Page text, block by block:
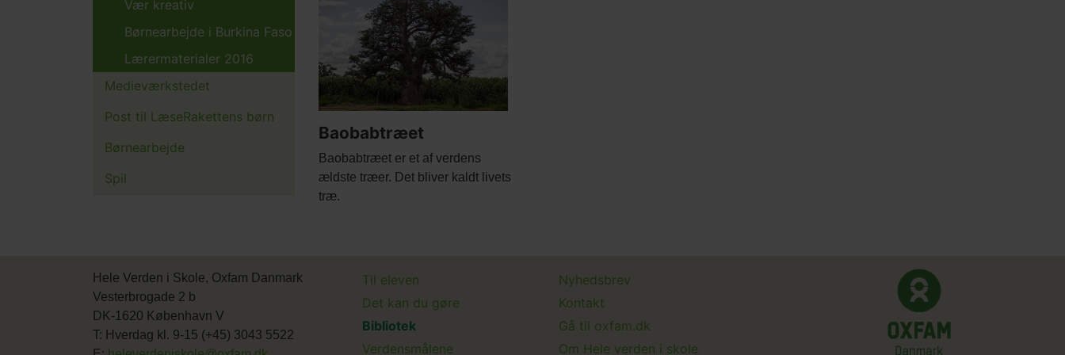
Baobabtræet
Body
Baobabtræet er et af verdens
ældste træer. Det bliver kaldt livets
træ.
Vær kreativ
Børnearbejde i Burkina Faso
Lærermaterialer 2016
Medieværkstedet
Post til LæseRakettens børn
Børnearbejde
Spil
Hele Verden i Skole, Oxfam Danmark
Vesterbrogade 2 b
DK-1620 København V
T: Hverdag kl. 9-15 (+45) 3043 5522
Main
menu
Til eleven
Det kan du gøre
Bibliotek
Verdensmålene
Main
Submenu
Nyhedsbrev
Kontakt
Gå til oxfam.dk
Om Hele verden i skole